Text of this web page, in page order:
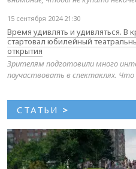
15 сентября 2024 21:30
Время удивлять и удивляться. В
стартовал юбилейный
открытия
Зрителям подготовили много
поучаствовать в спектаклях.
СТАТЬИ >